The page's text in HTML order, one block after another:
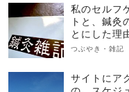
私のセルフ
トと、鍼灸
とにした理
つぶやき・雑記
サイトにア